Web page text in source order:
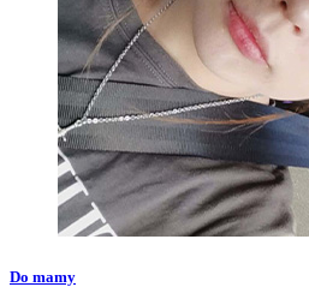
Do mamy